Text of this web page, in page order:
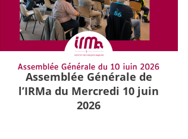
Assemblée Générale de
l’IRMa du Mercredi 10 juin
2026